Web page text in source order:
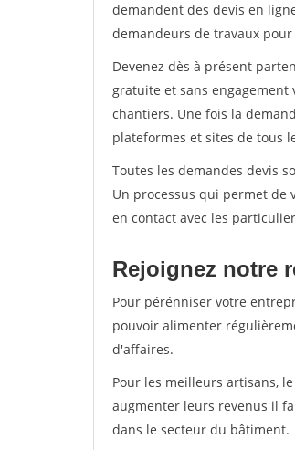
demandent des devis en
demandeurs de travaux
Devenez dès à présent
gratuite et sans
chantiers. Une fois la
plateformes et sites de tous
Toutes les demandes devis
Un processus qui permet de
en contact avec les
Rejoignez notre
Pour pérénniser votre
pouvoir alimenter
d'affaires.
Pour les meilleurs artisans,
augmenter leurs revenus il
dans le secteur du bâtiment.